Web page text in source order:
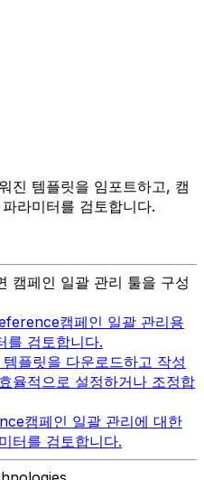
진 템플릿을 임포트하고, 캠
라미터를 검토합니다.
캠페인 일괄 관리 툴을 구성
캠페인 일괄 관리용
를 검토합니다.
템플릿을 다운로드하고 작성
율적으로 설정하거나 조정합
캠페인 일괄 관리에 대한
터를 검토합니다.